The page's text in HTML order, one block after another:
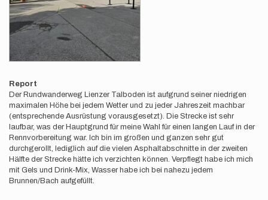
Report
Der Rundwanderweg Lienzer Talboden ist aufgrund seiner niedrigen
maximalen Höhe bei jedem Wetter und zu jeder Jahreszeit machbar
(entsprechende Ausrüstung vorausgesetzt). Die Strecke ist sehr
laufbar, was der Hauptgrund für meine Wahl für einen langen Lauf in der
Rennvorbereitung war. Ich bin im großen und ganzen sehr gut
durchgerollt, lediglich auf die vielen Asphaltabschnitte in der zweiten
Hälfte der Strecke hätte ich verzichten können. Verpflegt habe ich mich
mit Gels und Drink-Mix, Wasser habe ich bei nahezu jedem
Brunnen/Bach aufgefüllt.